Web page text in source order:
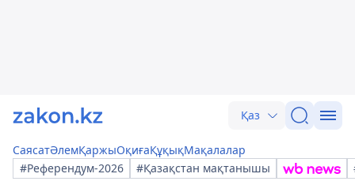
Қаз
СаясатӘлемҚаржыОқиғаҚұқықМақалалар
#Референдум-2026
#Қазақстан мақтанышы